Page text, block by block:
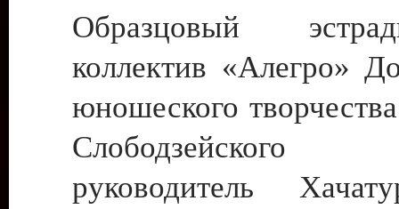
Образцовый
коллектив «Алегро»
юношеского
руководитель